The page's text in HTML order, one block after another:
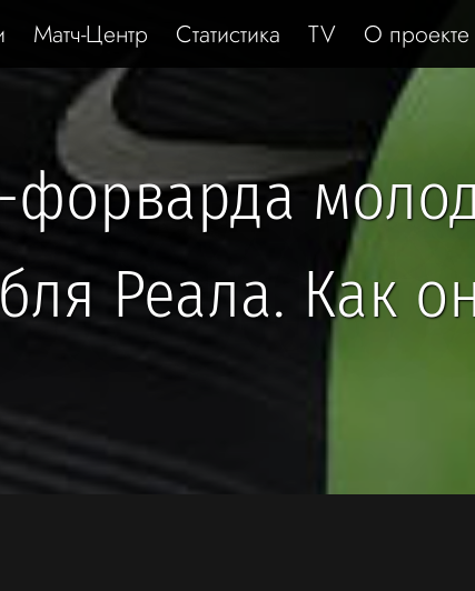
Матч-Центр Статистика TV О
форварда
Реала. Как